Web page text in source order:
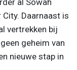
Daarnaast is
vertrekken bij
geheim van
nieuwe stap in